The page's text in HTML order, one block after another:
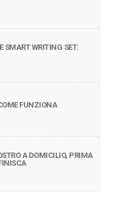
SMART WRITING SET:
FUNZIONA
A DOMICILIO, PRIMA